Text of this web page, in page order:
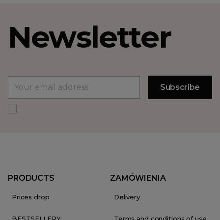
Newsletter
PRODUCTS
Prices drop
ZAMÓWIENIA
Delivery